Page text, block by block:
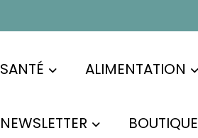
SANTÉ ALIMENTATION
NEWSLETTER BOUTIQUE